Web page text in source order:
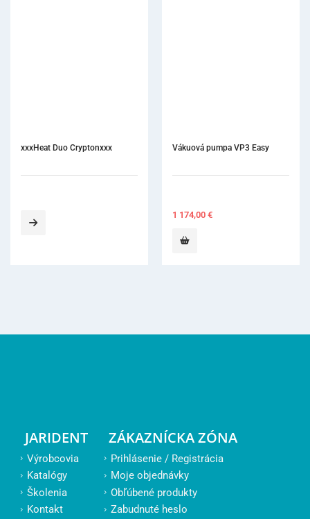
xxxHeat Duo Cryptonxxx Vákuová pumpa VP3 Easy
1 174,00 €
JARIDENT
Výrobcovia
Katalógy
Školenia
Kontakt
ZÁKAZNÍCKA ZÓNA
Prihlásenie / Registrácia
Moje objednávky
Obľúbené produkty
Zabudnuté heslo